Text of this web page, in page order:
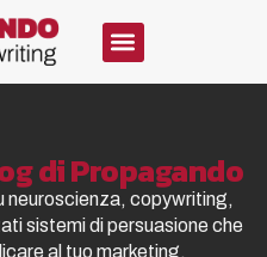
di Propagando
neuroscienza, copywriting,
sistemi di persuasione che
al tuo marketing.